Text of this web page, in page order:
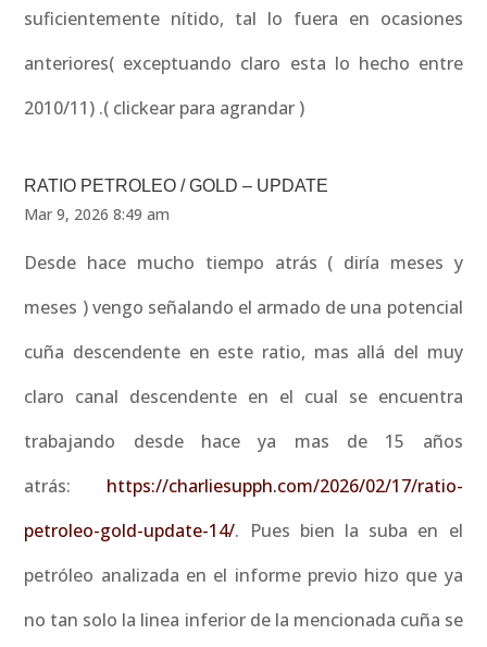
suficientemente nítido, tal lo fuera en ocasiones
anteriores( exceptuando claro esta lo hecho entre
2010/11) .( clickear para agrandar )
RATIO PETROLEO / GOLD – UPDATE
Mar 9, 2026 8:49 am
Desde hace mucho tiempo atrás ( diría meses y
meses ) vengo señalando el armado de una potencial
cuña descendente en este ratio, mas allá del muy
claro canal descendente en el cual se encuentra
trabajando desde hace ya mas de 15 años
atrás: https://charliesupph.com/2026/02/17/ratio-
petroleo-gold-update-14/. Pues bien la suba en el
petróleo analizada en el informe previo hizo que ya
no tan solo la linea inferior de la mencionada cuña se